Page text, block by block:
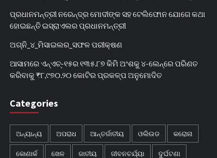
ପ୍ରଧାନମନ୍ତ୍ରୀ ନରେନ୍ଦ୍ର ମୋଦୀଙ୍କ ସହ ଟେଲିଫୋନ ଯୋଗେ କଥା
ହୋଇଛନ୍ତି ଇସ୍ରାଏଲର ପ୍ରଧାନମନ୍ତ୍ରୀ
ଅଗ୍ନି_୪_ମିସାଇଲର_ସଫଳ ପରୀକ୍ଷଣ
ଆସାମରେ ଏନ୍ଏଚ୍-୧୫ର ୧୩୫.୮୭ କିମି ଅଂଶକୁ ୪-ଲେନ୍‌ରେ ପରିଣତ
କରିବାକୁ ₹୮,୯୭୦.୨୦ କୋଟିର ପ୍ରକଳ୍ପ ଅନୁମୋଦିତ
Categories
ଅନ୍ୟାନ୍ୟ ଅପରାଧ ଆନ୍ତର୍ଜାତୀୟ ଓଲିଉଡ କରୋନା
କୋଣାର୍କ ଖେଳ ଜାତୀୟ ଜୀବନଚର୍ଯ୍ୟା ଦୁର୍ଘଟଣା